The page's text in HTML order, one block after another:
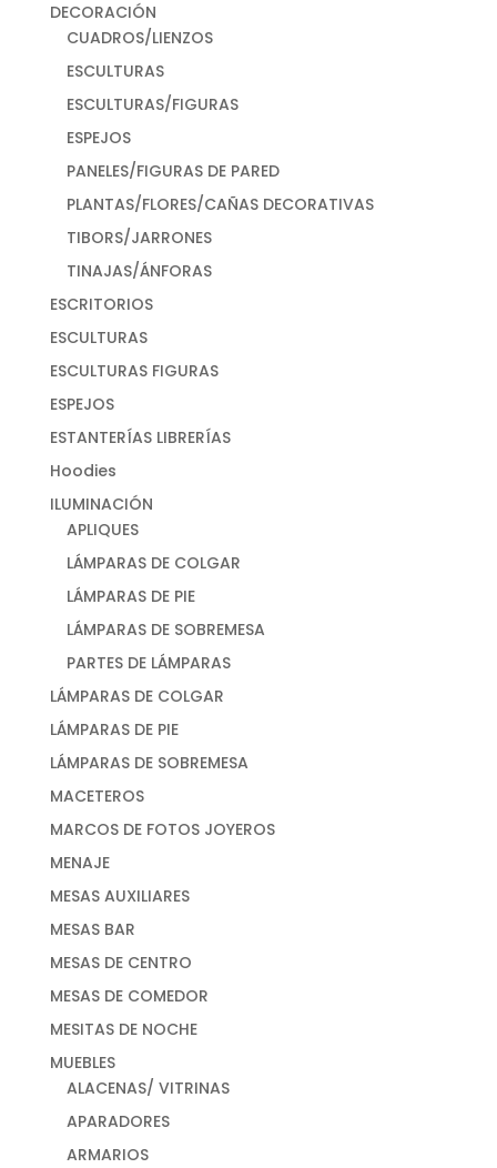
DECORACIÓN
CUADROS/LIENZOS
ESCULTURAS
ESCULTURAS/FIGURAS
ESPEJOS
PANELES/FIGURAS DE PARED
PLANTAS/FLORES/CAÑAS DECORATIVAS
TIBORS/JARRONES
TINAJAS/ÁNFORAS
ESCRITORIOS
ESCULTURAS
ESCULTURAS FIGURAS
ESPEJOS
ESTANTERÍAS LIBRERÍAS
Hoodies
ILUMINACIÓN
APLIQUES
LÁMPARAS DE COLGAR
LÁMPARAS DE PIE
LÁMPARAS DE SOBREMESA
PARTES DE LÁMPARAS
LÁMPARAS DE COLGAR
LÁMPARAS DE PIE
LÁMPARAS DE SOBREMESA
MACETEROS
MARCOS DE FOTOS JOYEROS
MENAJE
MESAS AUXILIARES
MESAS BAR
MESAS DE CENTRO
MESAS DE COMEDOR
MESITAS DE NOCHE
MUEBLES
ALACENAS/ VITRINAS
APARADORES
ARMARIOS